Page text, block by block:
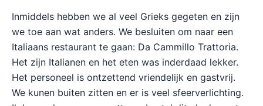
Inmiddels hebben we al veel Grieks gegeten en zijn
we toe aan wat anders. We besluiten om naar een
Italiaans restaurant te gaan: Da Cammillo Trattoria.
Het zijn Italianen en het eten was inderdaad lekker.
Het personeel is ontzettend vriendelijk en gastvrij.
We kunen buiten zitten en er is veel sfeerverlichting.